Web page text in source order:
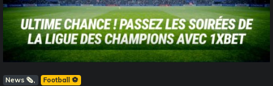
News 🗞️ Football ⚽️